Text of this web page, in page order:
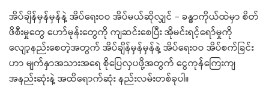
အိပ်ချိန်မှန်မှန်နဲ့ အိပ်ရေးဝဝ အိပ်မယ်ဆိုလျှင် – ခန္ဓာကိုယ်ထဲမှာ စိတ်
ဖိစီးမှုတွေ ဟော်မုန်းတွေကို ကျဆင်းစေပြီး အိုမင်းရင့်ရော်မှုကို
လျော့နည်းစေတဲ့အတွက် အိပ်ချိန်မှန်မှန်နဲ့ အိပ်ရေးဝဝ အိပ်စက်ခြင်း
ဟာ မျက်နှာအသားအရေ စိုပြေလှပဖို့အတွက် ငွေကုန်ကြေးကျ
အနည်းဆုံးနဲ့ အထိရောက်ဆုံး နည်းလမ်းတစ်ခုပါ။